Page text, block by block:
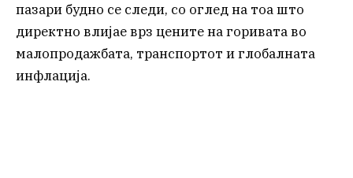
пазари будно се следи, со оглед на тоа што
директно влијае врз цените на горивата во
малопродажбата, транспортот и глобалната
инфлација.